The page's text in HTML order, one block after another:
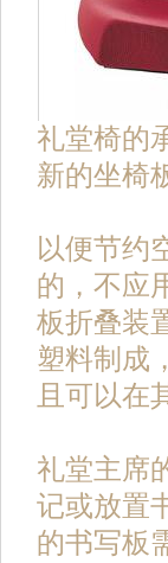
礼堂椅的
新的坐椅
以便节约
的，不应
板折叠装
塑料制成
且可以在
礼堂主席
记或放置
的书写板